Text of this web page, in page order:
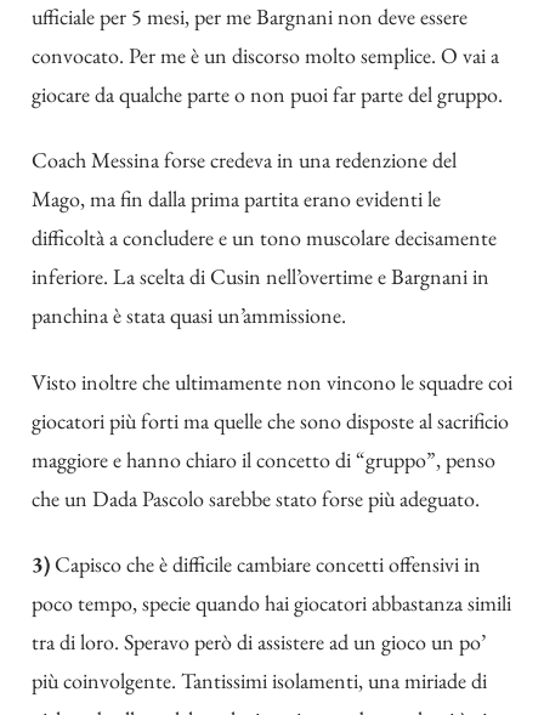
ufficiale per 5 mesi, per me Bargnani non deve essere
convocato. Per me è un discorso molto semplice. O vai a
giocare da qualche parte o non puoi far parte del gruppo.
Coach Messina forse credeva in una redenzione del
Mago, ma fin dalla prima partita erano evidenti le
difficoltà a concludere e un tono muscolare decisamente
inferiore. La scelta di Cusin nell’overtime e Bargnani in
panchina è stata quasi un’ammissione.
Visto inoltre che ultimamente non vincono le squadre coi
giocatori più forti ma quelle che sono disposte al sacrificio
maggiore e hanno chiaro il concetto di “gruppo”, penso
che un Dada Pascolo sarebbe stato forse più adeguato.
3)Capisco che è difficile cambiare concetti offensivi in
poco tempo, specie quando hai giocatori abbastanza simili
tra di loro. Speravo però di assistere ad un gioco un po’
più coinvolgente. Tantissimi isolamenti, una miriade di